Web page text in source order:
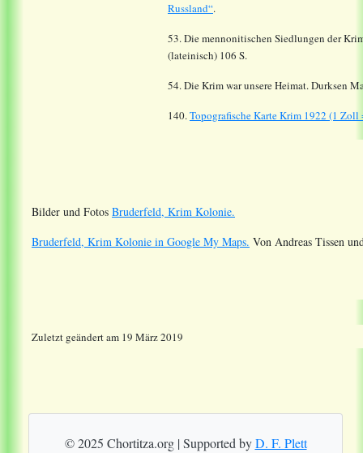
Russland“.
53. Die mennonitischen Siedlungen der
(lateinisch) 106 S.
54. Die Krim war unsere Heimat. Durksen
140.Topografische Karte Krim 1922 (1 Zoll
Bilder und Fotos Bruderfeld, Krim Kolonie.
Bruderfeld, Krim Kolonie in Google My Maps. Von Andreas Tissen
Zuletzt geändert am 19 März 2019
© 2025 Chortitza.org | Supported byD. F. Plett